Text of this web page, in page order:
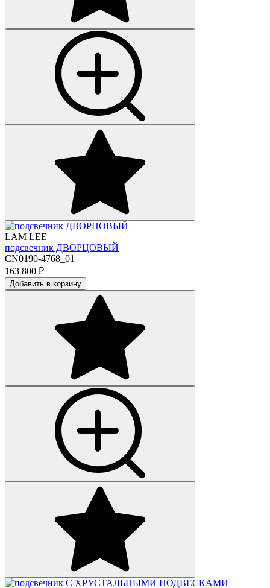
LAM LEE
подсвечник ДВОРЦОВЫЙ
CN0190-4768_01
163 800 ₽
Добавить в корзину